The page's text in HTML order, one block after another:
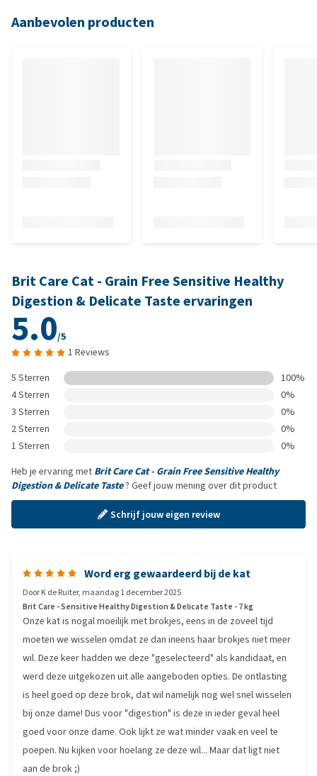
Aanbevolen producten
Brit Care Cat - Grain Free Sensitive Healthy
Digestion & Delicate Taste ervaringen
5.0/5
1 Reviews
5 Sterren
100%
4 Sterren
0%
3 Sterren
0%
2 Sterren
0%
1 Sterren
0%
Heb je ervaring met Brit Care Cat - Grain Free Sensitive Healthy
Digestion & Delicate Taste? Geef jouw mening over dit product
Schrijf jouw eigen review
Word erg gewaardeerd bij de kat
DoorK de Ruiter, maandag 1 december 2025
Brit Care - Sensitive Healthy Digestion & Delicate Taste - 7 kg
Onze kat is nogal moeilijk met brokjes, eens in de zoveel tijd
moeten we wisselen omdat ze dan ineens haar brokjes niet meer
wil. Deze keer hadden we deze "geselecteerd" als kandidaat, en
werd deze uitgekozen uit alle aangeboden opties. De ontlasting
is heel goed op deze brok, dat wil namelijk nog wel snel wisselen
bij onze dame! Dus voor "digestion" is deze in ieder geval heel
goed voor onze dame. Ook lijkt ze wat minder vaak en veel te
poepen. Nu kijken voor hoelang ze deze wil... Maar dat ligt niet
aan de brok ;)